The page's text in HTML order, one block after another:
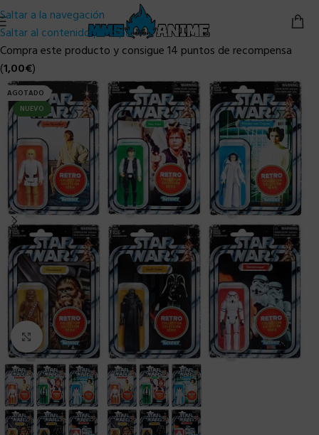
Saltar a la navegación
Saltar al contenido principal
Compra este producto y consigue 14 puntos de recompensa
(1,00€)
AGOTADO
NUEVO
Clic para ampliar